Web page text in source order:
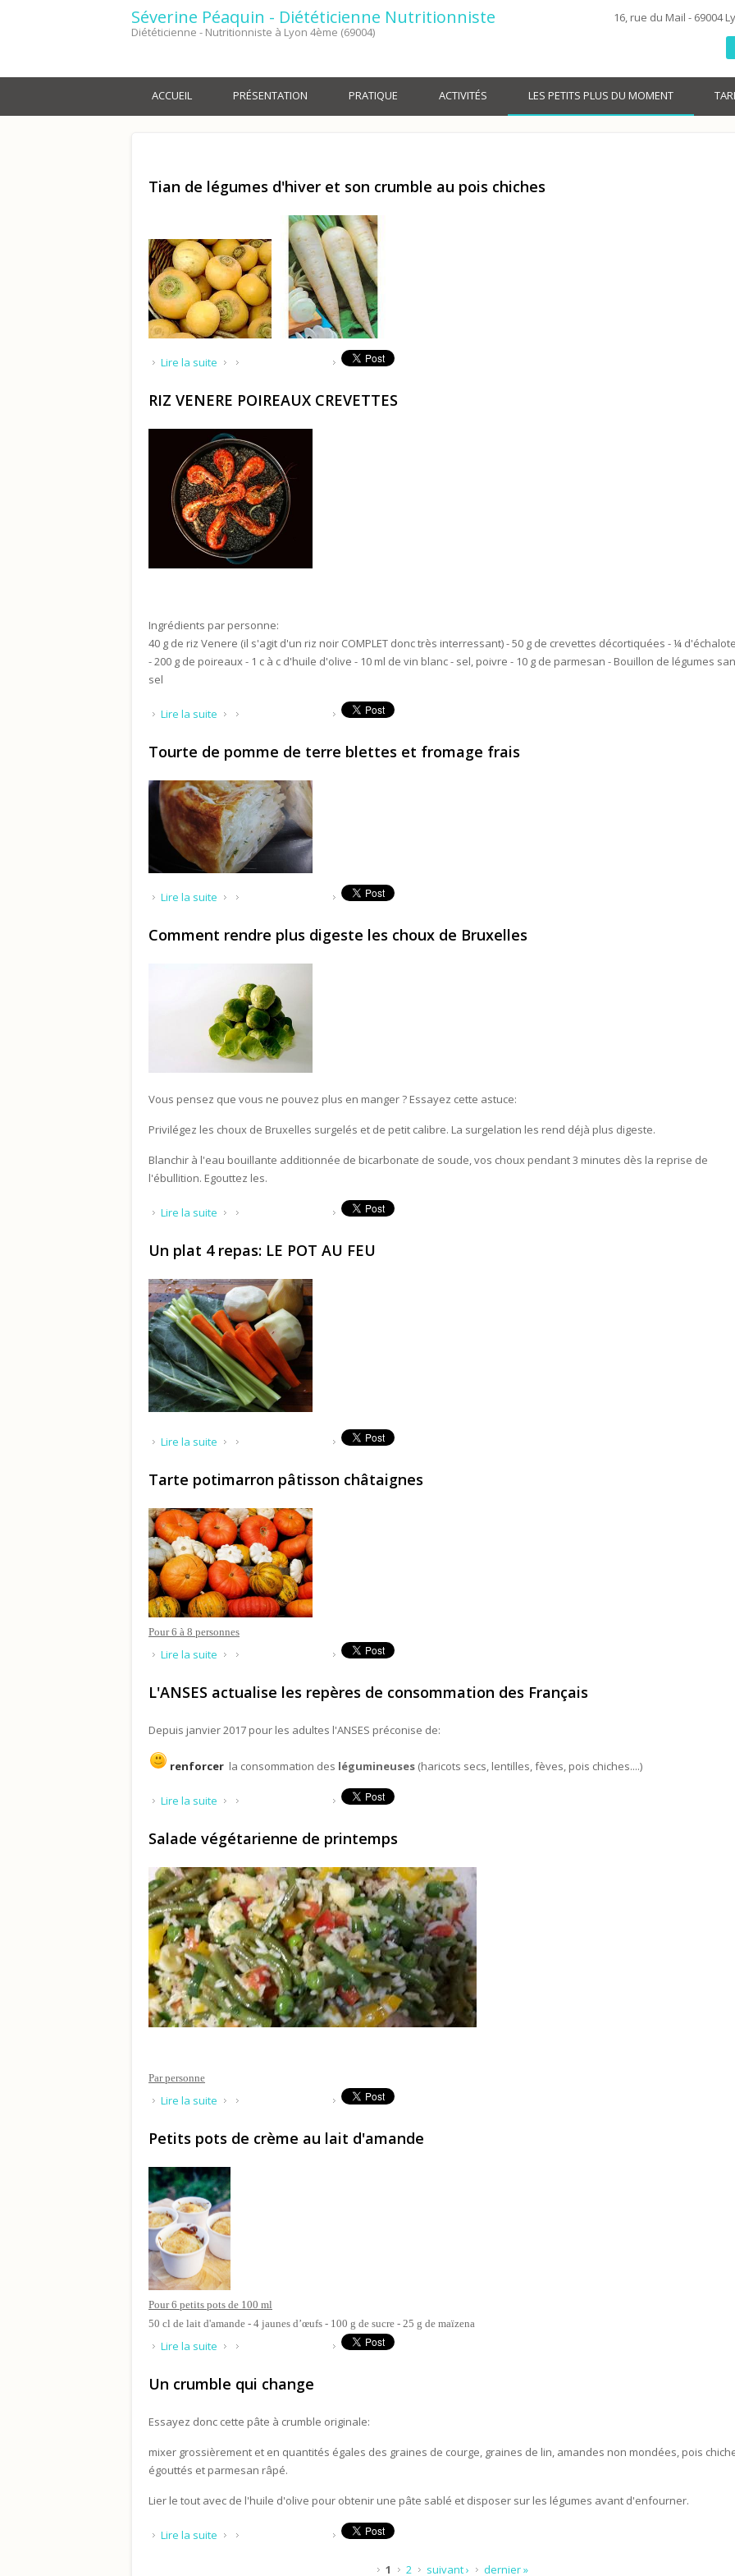
16, rue du Mail - 69004
Séverine Péaquin - Diététicienne Nutritionniste
Diététicienne - Nutritionniste à Lyon 4ème (69004)
ACCUEIL PRÉSENTATION PRATIQUE ACTIVITÉS LES PETITS PLUS DU MOMENT
Tian de légumes d'hiver et son crumble au pois chiches
Lire la suite de Tian de légumes d'hiver et son crumble au pois chiches
RIZ VENERE POIREAUX CREVETTES
Ingrédients par personne:
40 g de riz Venere (il s'agit d'un riz noir COMPLET donc très interressant) - 50 g de crevettes décortiquées - ¼
- 200 g de poireaux - 1 c à c d'huile d'olive - 10 ml de vin blanc - sel, poivre - 10 g de parmesan - Bouillon de légumes
sel
Lire la suite de RIZ VENERE POIREAUX CREVETTES
Tourte de pomme de terre blettes et fromage frais
Lire la suite de Tourte de pomme de terre blettes et fromage frais
Comment rendre plus digeste les choux de Bruxelles
Vous pensez que vous ne pouvez plus en manger ? Essayez cette astuce:
Privilégez les choux de Bruxelles surgelés et de petit calibre. La surgelation les rend déjà plus digeste.
Blanchir à l'eau bouillante additionnée de bicarbonate de soude, vos choux pendant 3 minutes dès la reprise de
l'ébullition. Egouttez les.
Lire la suite de Comment rendre plus digeste les choux de Bruxelles
Un plat 4 repas: LE POT AU FEU
Lire la suite de Un plat 4 repas: LE POT AU FEU
Tarte potimarron pâtisson châtaignes
Pour 6 à 8 personnes
Lire la suite de Tarte potimarron pâtisson châtaignes
L'ANSES actualise les repères de consommation des Français
Depuis janvier 2017 pour les adultes l'ANSES préconise de:
renforcer la consommation des légumineuses (haricots secs, lentilles, fèves, pois chiches....)
Lire la suite de L'ANSES actualise les repères de consommation des Français
Salade végétarienne de printemps
Par personne
Lire la suite de Salade végétarienne de printemps
Petits pots de crème au lait d'amande
Pour 6 petits pots de 100 ml
50 cl de lait d'amande - 4 jaunes d’œufs - 100 g de sucre - 25 g de maïzena
Lire la suite de Petits pots de crème au lait d'amande
Un crumble qui change
Essayez donc cette pâte à crumble originale:
mixer grossièrement et en quantités égales des graines de courge, graines de lin, amandes non mondées, pois
égouttés et parmesan râpé.
Lier le tout avec de l'huile d'olive pour obtenir une pâte sablé et disposer sur les légumes avant d'enfourner.
Lire la suite de Un crumble qui change
1 2 suivant › dernier »